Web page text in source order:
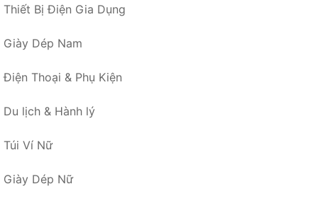
Thiết Bị Điện Gia Dụng
Giày Dép Nam
Điện Thoại & Phụ Kiện
Du lịch & Hành lý
Túi Ví Nữ
Giày Dép Nữ